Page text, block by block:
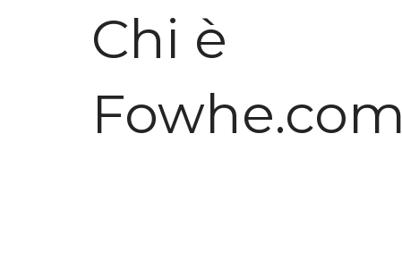
Chi è
Fowhe.com